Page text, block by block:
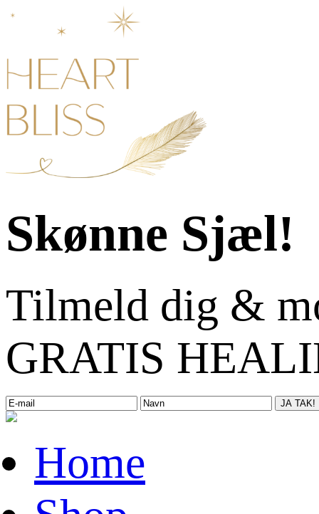
Skønne Sjæl!
Tilmeld dig &
GRATIS
Home